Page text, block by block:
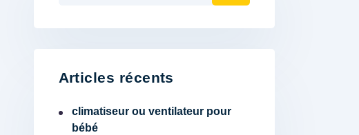
Articles récents
climatiseur ou ventilateur pour
bébé